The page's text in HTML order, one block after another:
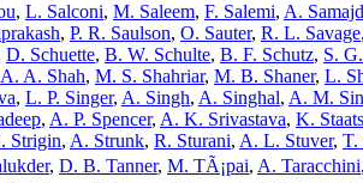
, L. Salconi, M. Saleem, F. Salemi, A.
, P. R. Saulson, O. Sauter, R. L. Savage,
D. Schuette, B. W. Schulte, B. F. Schutz, S.
A. A. Shah, M. S. Shahriar, M. B. Shaner, L.
, L. P. Singer, A. Singh, A. Singhal, A. M.
, A. P. Spencer, A. K. Srivastava, K. Staats
Strigin, A. Strunk, R. Sturani, A. L. Stuver, T.
, D. B. Tanner, M. TÃ¡pai, A. Taracchini,